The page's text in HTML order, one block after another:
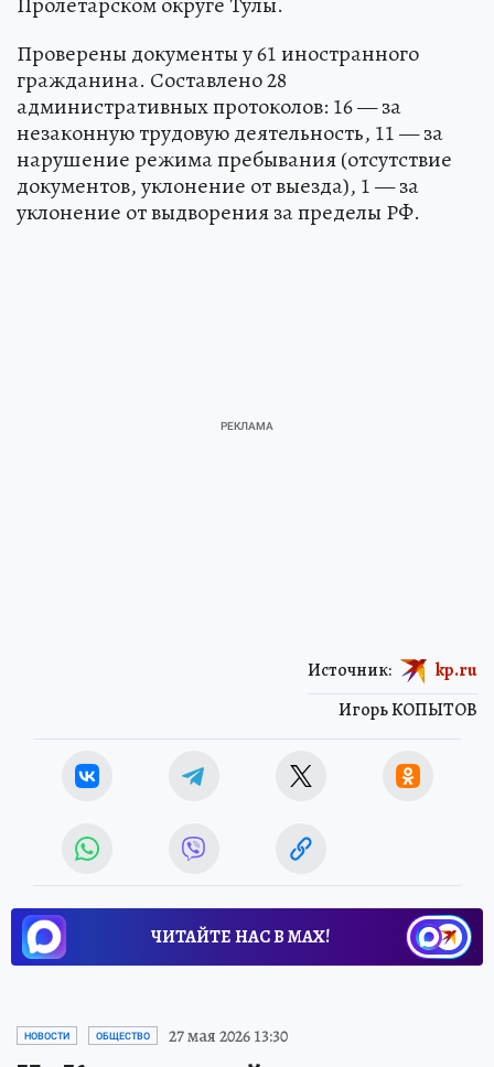
Проверены документы у 61 иностранного
гражданина. Составлено 28
административных протоколов: 16 — за
незаконную трудовую деятельность, 11 — за
нарушение режима пребывания (отсутствие
документов, уклонение от выезда), 1 — за
уклонение от выдворения за пределы РФ.
Игорь КОПЫТОВ
Источник: kp.ru
ЧИТАЙТЕ НАС В МАХ!
НОВОСТИ ОБЩЕСТВО 27 мая 2026 13:30